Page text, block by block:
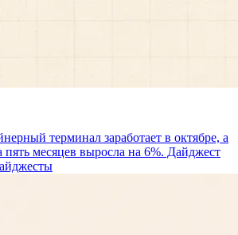
терминал заработает в октябре, а
пять месяцев выросла на 6%. Дайджест